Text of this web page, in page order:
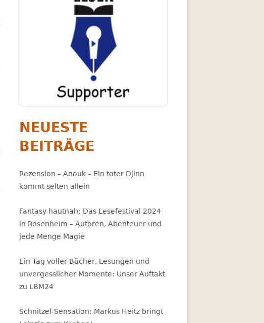
NEUESTE
BEITRÄGE
Rezension – Anouk – Ein toter Djinn
kommt selten allein
Fantasy hautnah: Das Lesefestival 2024
in Rosenheim – Autoren, Abenteuer und
jede Menge Magie
Ein Tag voller Bücher, Lesungen und
unvergesslicher Momente: Unser Auftakt
zu LBM24
Schnitzel-Sensation: Markus Heitz bringt